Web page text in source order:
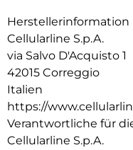
geschützt und immer
Herstellerinformation
Cellularline S.p.A.
via Salvo D'Acquisto 1
42015 Correggio
Italien
https://
Verantwortliche für
Cellularline S.p.A.